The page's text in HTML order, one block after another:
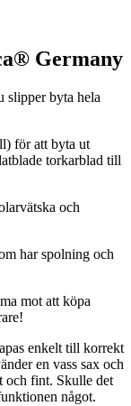
Germany
slipper byta hela
för att byta ut
torkarblad till
och
har spolning och
mot att köpa
enkelt till korrekt
en vass sax och
och fint. Skulle det
något.